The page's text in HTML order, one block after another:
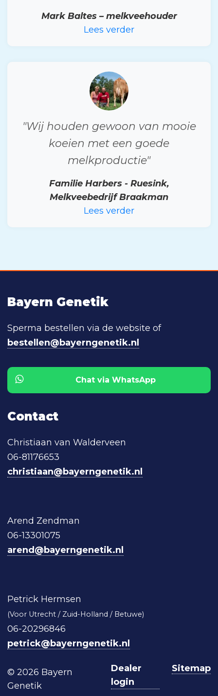
Mark Baltes – melkveehouder
Lees verder
"Wij houden gewoon van mooie
koeien met een goede
melkproductie"
Familie Harbers - Ruesink,
Melkveebedrijf Braakman
Lees verder
Bayern Genetik
Sperma bestellen via de website of
bestellen@bayerngenetik.nl
Chat via WhatsApp
Contact
Christiaan van Walderveen
06-81176653
christiaan@bayerngenetik.nl
Arend Zendman
06-13301075
arend@bayerngenetik.nl
Petrick Hermsen
(Voor Utrecht / Zuid-Holland / Betuwe)
06-20296846
petrick@bayerngenetik.nl
© 2026 Bayern
Genetik
Dealer
login
Sitemap